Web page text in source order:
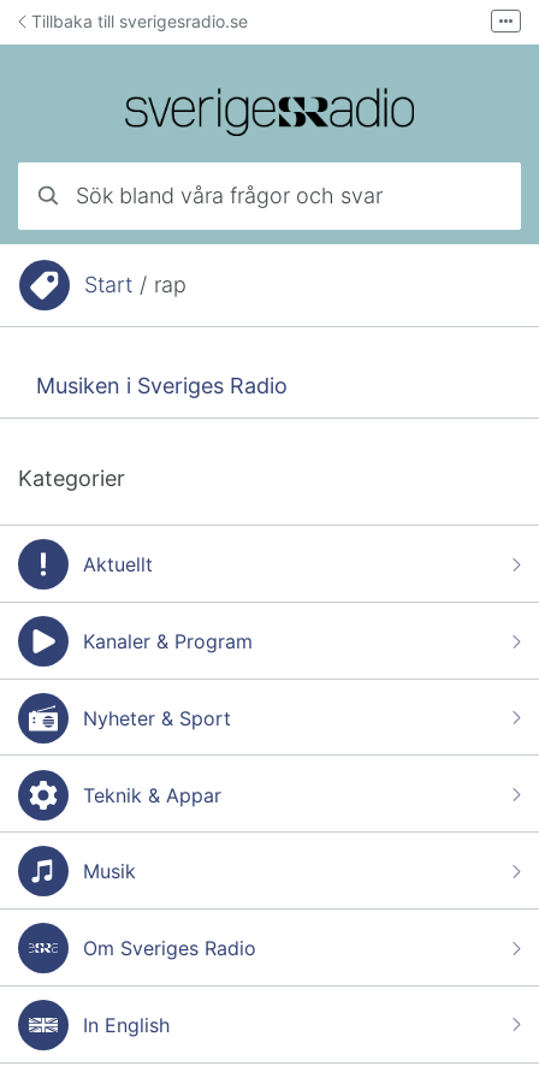
Hoppa till innehåll
Tillbaka till sverigesradio.se
Mejla lyssnarservice
Fler
Du är här:Start / rap
Musiken i Sveriges Radio
Kategorier
Aktuellt
Kanaler & Program
Nyheter & Sport
Teknik & Appar
Musik
Om Sveriges Radio
In English